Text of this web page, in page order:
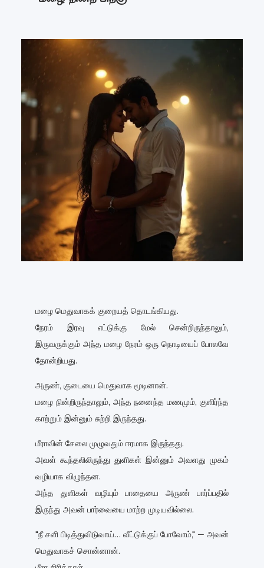
மழை மெதுவாகக் குறையத் தொடங்கியது.
நேரம் இரவு எட்டுக்கு மேல் சென்றிருந்தாலும்,
இருவருக்கும் அந்த மழை நேரம் ஒரு நொடியைப் போலவே
தோன்றியது.
அருண், குடையை மெதுவாக மூடினான்.
மழை நின்றிருந்தாலும், அந்த நனைந்த மணமும், குளிர்ந்த
காற்றும் இன்னும் சுற்றி இருந்தது.
மீராவின் சேலை முழுவதும் ஈரமாக இருந்தது.
அவள் கூந்தலிலிருந்து துளிகள் இன்னும் அவளது முகம்
வழியாக விழுந்தன.
அந்த துளிகள் வழியும் பாதையை அருண் பார்ப்பதில்
இருந்து அவன் பார்வையை மாற்ற முடியவில்லை.
"நீ சளி பிடித்துவிடுவாய்… வீட்டுக்குப் போவோம்," — அவன்
மெதுவாகச் சொன்னான்.